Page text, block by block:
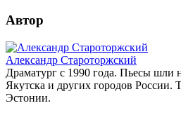
Автор
Александр Староторжский
Драматург с 1990 года. Пьесы
Якутска и других городов
Эстонии.